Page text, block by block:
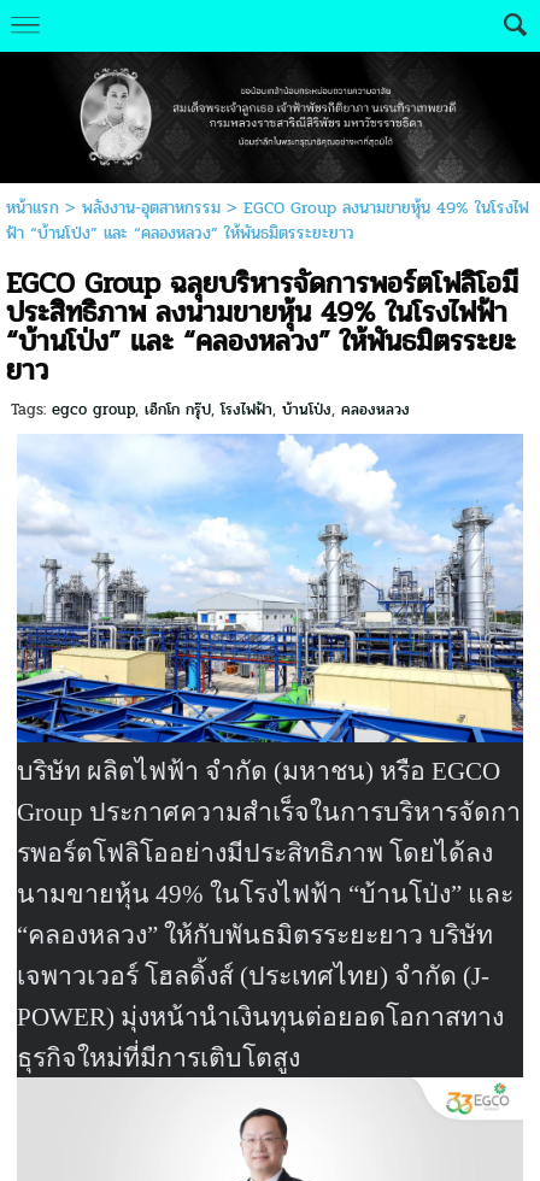
หน้าแรก> พลังงาน-อุตสาหกรรม> EGCO Group ลงนามขายหุ้น 49% ในโรงไฟ
ฟ้า “บ้านโป่ง” และ “คลองหลวง” ให้พันธมิตรระยะยาว
EGCO Group ฉลุยบริหารจัดการพอร์ตโฟลิโอมี
ประสิทธิภาพ ลงนามขายหุ้น 49% ในโรงไฟฟ้า
“บ้านโป่ง” และ “คลองหลวง” ให้พันธมิตรระยะ
ยาว
Tags: egco group, เอ็กโก กรุ๊ป,โรงไฟฟ้า, บ้านโป่ง, คลองหลวง
บริษัท ผลิตไฟฟ้า จำกัด (มหาชน) หรือEGCO
Group ประกาศความสำเร็จในการบริหารจัดกา
รพอร์ตโฟลิโออย่างมีประสิทธิภาพ โดยได้ลง
นามขายหุ้น49%ในโรงไฟฟ้า “บ้านโป่ง” และ
“คลองหลวง” ให้กับพันธมิตรระยะยาว บริษัท
เจพาวเวอร์ โฮลดิ้งส์ (ประเทศไทย) จำกัด (J-
POWER) มุ่งหน้านำเงินทุนต่อยอดโอกาสทาง
ธุรกิจใหม่ที่มีการเติบโตสูง